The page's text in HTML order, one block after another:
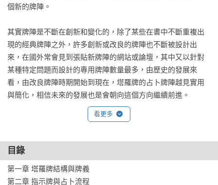
個新的牌陣。
其實牌陣是不斷在創新和變化的，除了某些在書中不斷重複出
現的經典牌陣之外，許多創新或改良的牌陣也不斷被設計出
來，在國外常會見到張貼新牌陣的網站或論壇，其中又以針對
某種特定問題而設計的專用牌陣數量最多，由歷史的發展來
看，由改良牌陣時期開始到現在，塔羅牌的占卜牌陣越見實用
與簡化，相信未來的發展也是會朝向這個方向繼續前進。
看更多
目錄
第一章 塔羅牌結構與牌義
第二章 指示牌與占卜流程